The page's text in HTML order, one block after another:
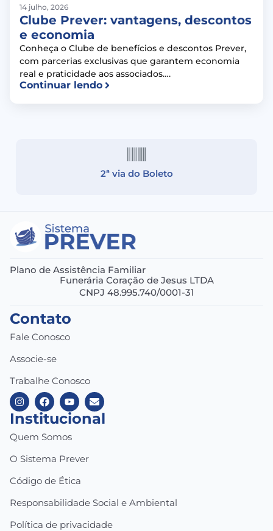
14 julho, 2026
Clube Prever: vantagens, descontos
e economia
Conheça o Clube de benefícios e descontos Prever,
com parcerias exclusivas que garantem economia
real e praticidade aos associados….
Continuar lendo
2ª via do Boleto
Plano de Assistência Familiar
Funerária Coração de Jesus LTDA
CNPJ 48.995.740/0001-31
Contato
Fale Conosco
Associe-se
Trabalhe Conosco
Institucional
Quem Somos
O Sistema Prever
Código de Ética
Responsabilidade Social e Ambiental
Política de privacidade